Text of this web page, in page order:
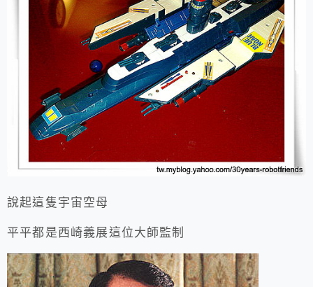
說起這隻宇宙空母
平平都是西崎義展這位大師監制